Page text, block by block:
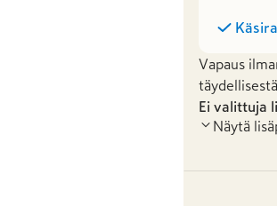
Vapaus
Ei valittuja
Näytä